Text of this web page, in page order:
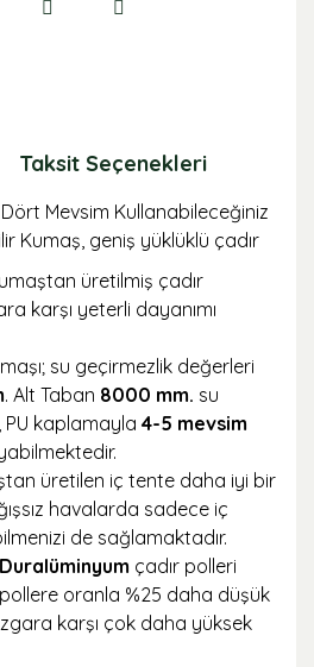
Taksit Seçenekleri
Dört Mevsim Kullanabileceğiniz
Kumaş, geniş yüklüklü çadır
üretilmiş çadır
karşı yeterli dayanımı
su geçirmezlik değerleri
. Alt Taban 8000 mm. su
kaplamayla 4-5 mevsim
üretilen iç tente daha iyi bir
havalarda sadece iç
de sağlamaktadır.
Duralüminyum çadır polleri
oranla %25 daha düşük
karşı çok daha yüksek